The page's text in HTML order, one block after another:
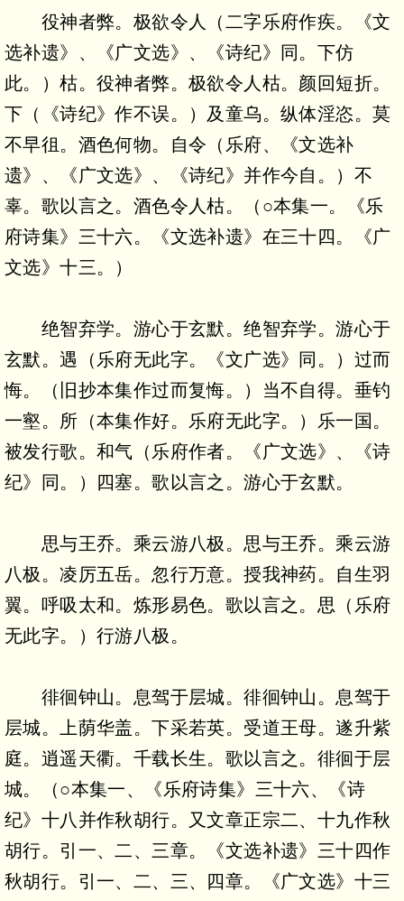
役神者弊。极欲令人（二字乐府作疾。《文
选补遗》、《广文选》、《诗纪》同。下仿
此。）枯。役神者弊。极欲令人枯。颜回短折。
下（《诗纪》作不误。）及童乌。纵体淫恣。莫
不早徂。酒色何物。自令（乐府、《文选补
遗》、《广文选》、《诗纪》并作今自。）不
辜。歌以言之。酒色令人枯。（○本集一。《乐
府诗集》三十六。《文选补遗》在三十四。《广
文选》十三。）
绝智弃学。游心于玄默。绝智弃学。游心于
玄默。遇（乐府无此字。《文广选》同。）过而
悔。（旧抄本集作过而复悔。）当不自得。垂钓
一壑。所（本集作好。乐府无此字。）乐一国。
被发行歌。和气（乐府作者。《广文选》、《诗
纪》同。）四塞。歌以言之。游心于玄默。
思与王乔。乘云游八极。思与王乔。乘云游
八极。凌厉五岳。忽行万意。授我神药。自生羽
翼。呼吸太和。炼形易色。歌以言之。思（乐府
无此字。）行游八极。
徘徊钟山。息驾于层城。徘徊钟山。息驾于
层城。上荫华盖。下采若英。受道王母。遂升紫
庭。逍遥天衢。千载长生。歌以言之。徘徊于层
城。（○本集一、《乐府诗集》三十六、《诗
纪》十八并作秋胡行。又文章正宗二、十九作秋
胡行。引一、二、三章。《文选补遗》三十四作
秋胡行。引一、二、三、四章。《广文选》十三